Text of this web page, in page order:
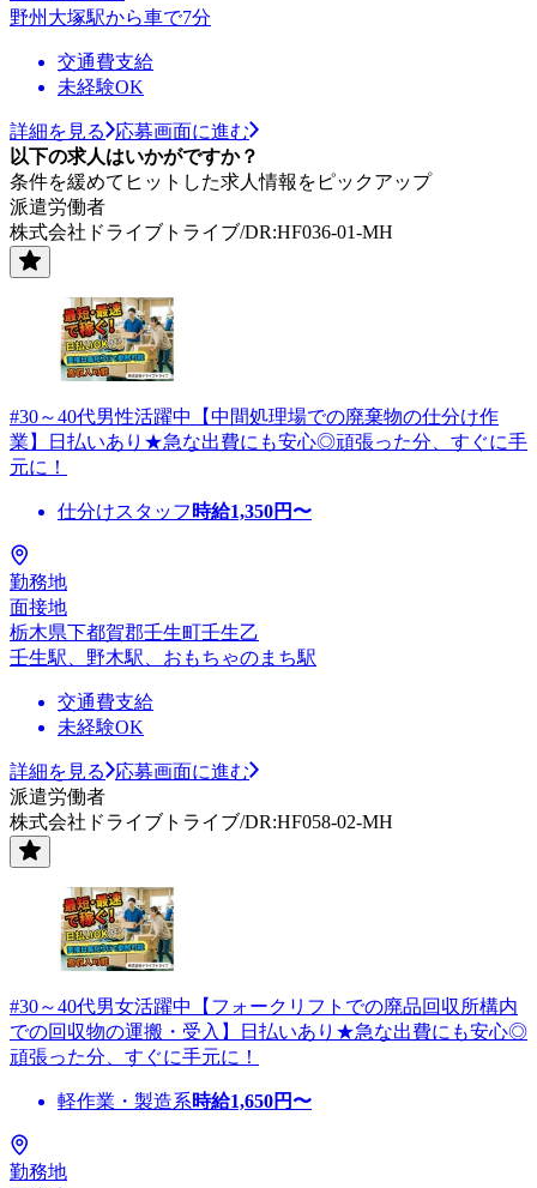
野州大塚駅から車で7分
交通費支給
未経験OK
詳細を見る
応募画面に進む
以下の求人はいかがですか？
条件を緩めてヒットした求人情報をピックアップ
派遣労働者
株式会社ドライブトライブ/DR:HF036-01-MH
#30～40代男性活躍中【中間処理場での廃棄物の仕分け作
業】日払いあり★急な出費にも安心◎頑張った分、すぐに手
元に！
仕分けスタッフ 時給1,350円〜
勤務地
面接地
栃木県下都賀郡壬生町壬生乙
壬生駅、野木駅、おもちゃのまち駅
交通費支給
未経験OK
詳細を見る
応募画面に進む
派遣労働者
株式会社ドライブトライブ/DR:HF058-02-MH
#30～40代男女活躍中【フォークリフトでの廃品回収所構内
での回収物の運搬・受入】日払いあり★急な出費にも安心◎
頑張った分、すぐに手元に！
軽作業・製造系時給1,650円〜
勤務地